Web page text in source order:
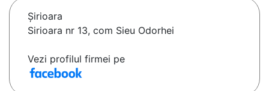
Şirioara
Sirioara nr 13, com Sieu Odorhei
Vezi profilul firmei pe